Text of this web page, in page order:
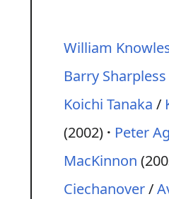
William
Barry Sharpless
Koichi Tanaka /
(2002)
Peter
MacKinnon
Ciechanover/